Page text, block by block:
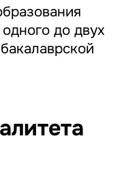
до двух